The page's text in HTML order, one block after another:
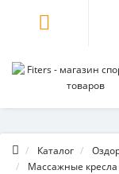
Каталог
Массажные кресла